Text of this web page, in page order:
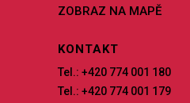
ZOBRAZ NA MAPĚ
KONTAKT
Tel.: +420 774 001 180
Tel.: +420 774 001 179